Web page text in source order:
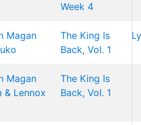
Week 4
Magan
The King Is
Back, Vol. 1
Magan
& Lennox
The King Is
Back, Vol. 1